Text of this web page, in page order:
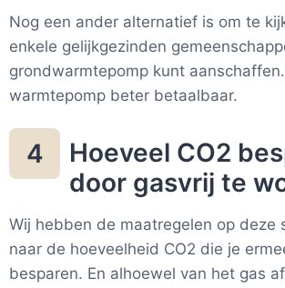
Nog een ander alternatief is om te
enkele gelijkgezinden
grondwarmtepomp kunt
warmtepomp beter betaalbaar.
4
Hoeveel CO2
door gasvrij te
Wij hebben de maatregelen op deze
naar de hoeveelheid CO2 die je
besparen. En alhoewel van het gas